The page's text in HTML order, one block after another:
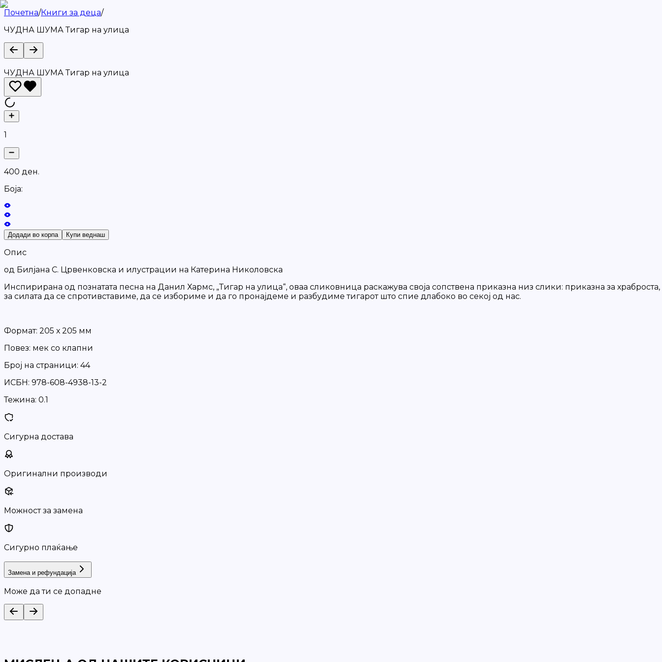
Почетна/Книги за деца/
ЧУДНА ШУМА Тигар на улица
ЧУДНА ШУМА Тигар на улица
1
400 ден.
Боја:
Додади во корпа Купи веднаш
Опис
од Билјана С. Црвенковска и илустрации на Катерина Николовска
Инспирирана од познатата песна на Данил Хармс, „Тигар на улица“, оваа сликовница раскажува своја сопствена приказна низ слики: приказна за храброста,
за силата да се спротивставиме, да се избориме и да го пронајдеме и разбудиме тигарот што спие длабоко во секој од нас.
Формат: 205 х 205 мм
Повез: мек со клапни
Број на страници: 44
ИСБН: 978-608-4938-13-2
Тежина: 0.1
Сигурна достава
Оригинални производи
Можност за замена
Сигурно плаќање
Замена и рефундација
Може да ти се допадне